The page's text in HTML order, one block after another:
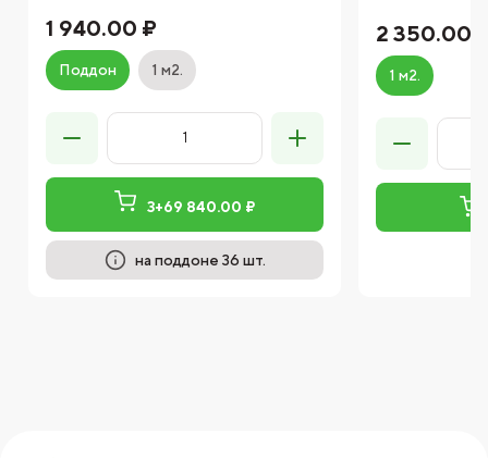
1 940.00 ₽
Поддон 1 м2.
3+69 840.00 ₽
на поддоне 36 шт.
2 350.00
1 м2.